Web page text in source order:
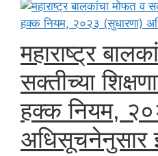
महाराष्ट्र
सक्तीच्या
हक्क नियम,
अधिसूचनेनुसार